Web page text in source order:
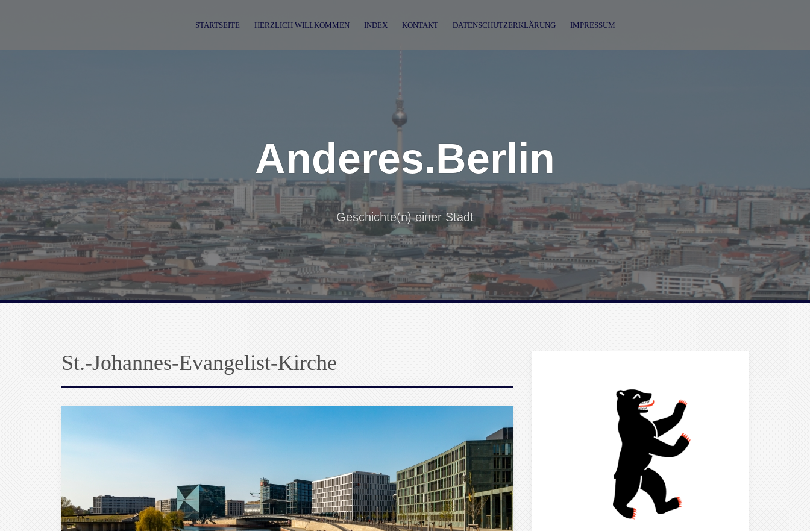
STARTSEITE HERZLICH WILLKOMMEN INDEX KONTAKT DATENSCHUTZERKLÄRUNG IMPRESSUM
Anderes.Berlin
Geschichte(n) einer Stadt
St.-Johannes-Evangelist-Kirche